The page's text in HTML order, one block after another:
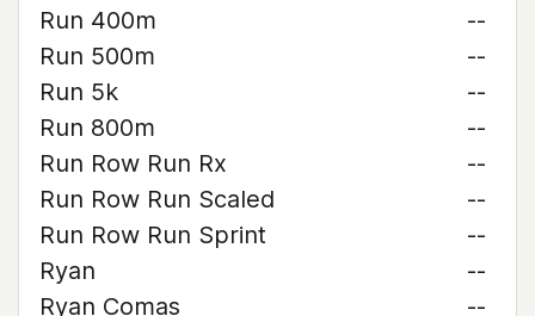
Run 400m
--
Run 500m
--
Run 5k
--
Run 800m
--
Run Row Run Rx
--
Run Row Run Scaled
--
Run Row Run Sprint
--
Ryan
--
Ryan Comas
--